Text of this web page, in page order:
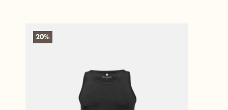
20%